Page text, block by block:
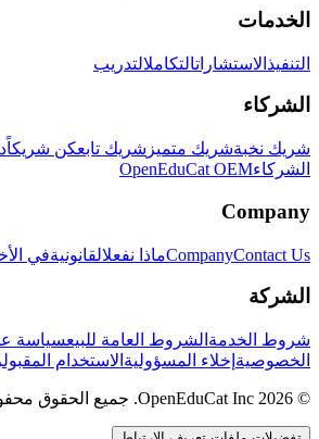
الخدمات
التنفيذ الاستشاراتالتكاملالتدريب
الشركاء
شريك نخبةشريك متميز شريك تابعكن شريكاً
الشركاءOpenEduCat OEM
Company
CompanyContact Us ماذا نفعلالقانونيةفي
الشركة
شروط الخدمة الشروط العامة للبيعسياسة
الخصوصية إخلاء المسؤولية الاستخدام المقبول
© 2026 OpenEduCat Inc. جميع الحقوق محفوظة.